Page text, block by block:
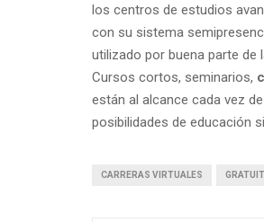
los centros de estudios
con su sistema
utilizado por buena parte de
Cursos cortos, seminarios,
están al alcance cada vez
posibilidades de educación
CARRERAS VIRTUALES